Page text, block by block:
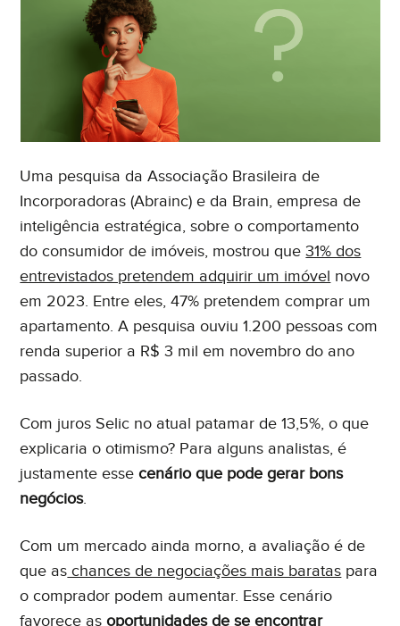
Uma pesquisa da Associação Brasileira de
Incorporadoras (Abrainc) e da Brain, empresa de
inteligência estratégica, sobre o comportamento
do consumidor de imóveis, mostrou que31% dos
entrevistados pretendem adquirir um imóvel novo
em 2023. Entre eles, 47% pretendem comprar um
apartamento. A pesquisa ouviu 1.200 pessoas com
renda superior a R$ 3 mil em novembro do ano
passado.
Com juros Selic no atual patamar de 13,5%, o que
explicaria o otimismo? Para alguns analistas, é
justamente essecenário que pode gerar bons
negócios.
Com um mercado ainda morno, a avaliação é de
que as chances de negociações mais baratas para
o comprador podem aumentar. Esse cenário
favorece asoportunidades de se encontrar